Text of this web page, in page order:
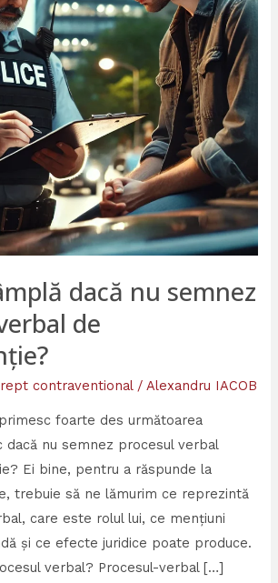
dacă nu semnez
de
contraventional/Alexandru IACOB
foarte des următoarea
nu semnez procesul verbal
Ei bine, pentru a răspunde la
trebuie să ne lămurim ce reprezintă
care este rolul lui, ce mențiuni
și ce efecte juridice poate produce.
verbal? Procesul-verbal […]